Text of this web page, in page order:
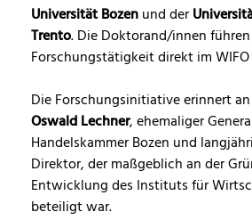
Universität Bozenund der
Trento. Die Doktorand/innen
Forschungstätigkeit direkt im
Die Forschungsinitiative erinnert
Oswald Lechner, ehemaliger
Handelskammer Bozen und
Direktor, der maßgeblich an der
Entwicklung des Instituts für
beteiligt war.